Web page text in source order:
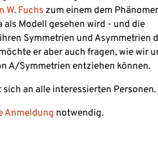
W. Fuchs zum einem dem
als Modell gesehen wird - und die
Symmetrien und Asymmetrien
er aber auch fragen, wie wir
A/Symmetrien entziehen können.
an alle interessierten Personen.
Anmeldung notwendig.